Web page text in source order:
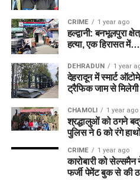
CRIME 1 year ago
हल्द्वानी: बनभूलपुरा
हत्या, एक हिरासत में…
DEHRADUN 1 year
देहरादून में स्मार्ट
ट्रैफिक जाम से
CHAMOLI 1 year ago
श्रद्धालुओं को ठगने
पुलिस ने 6 को रंगे
CRIME 1 year ago
कारोबारी को
फर्जी पेमेंट बुक से की